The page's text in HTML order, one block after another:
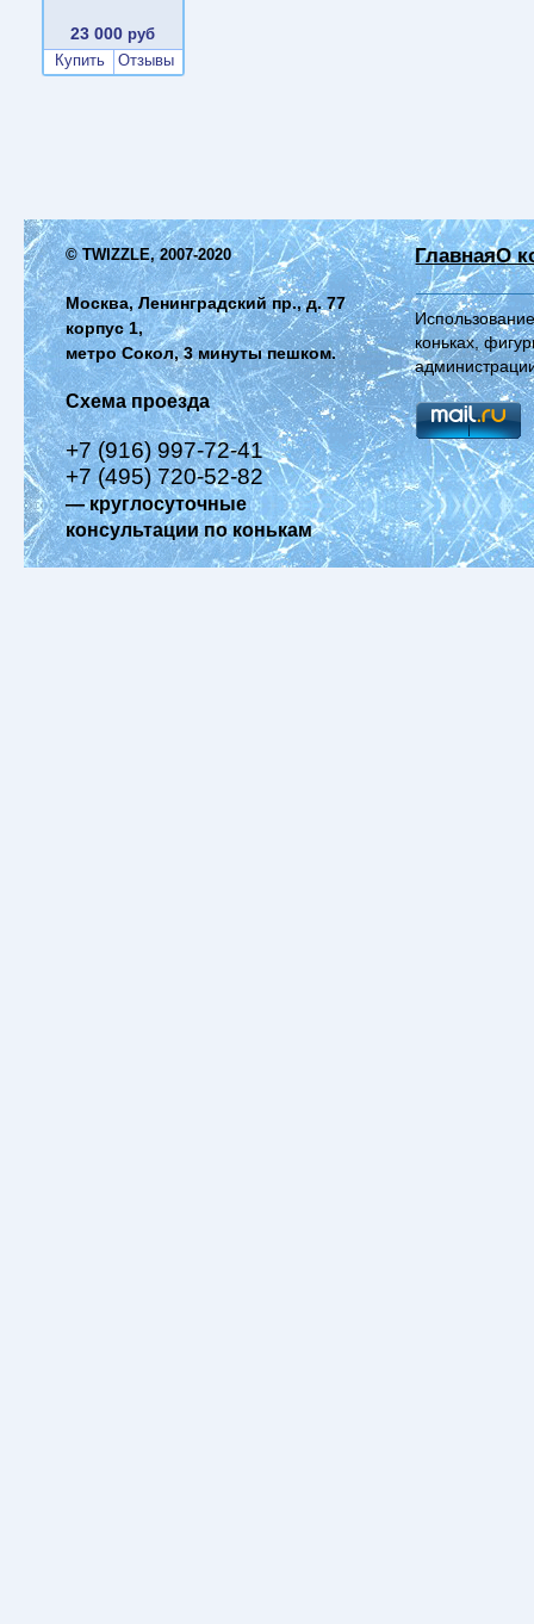
23 000 руб
Купить
Отзывы
© TWIZZLE, 2007-2020
Москва, Ленинградский пр., д. 77
корпус 1,
метро Сокол, 3 минуты пешком.
Схема проезда
+7 (916) 997-72-41
+7 (495) 720-52-82
— круглосуточные
консультации по конькам
ГлавнаяО
коньках,